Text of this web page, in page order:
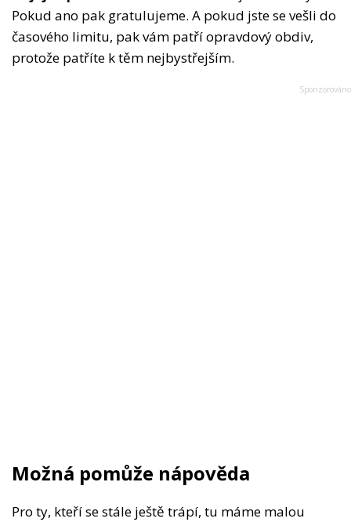
Pokud ano pak gratulujeme. A pokud jste se vešli do
časového limitu, pak vám patří opravdový obdiv,
protože patříte k těm nejbystřejším.
Možná pomůže nápověda
Pro ty, kteří se stále ještě trápí, tu máme malou